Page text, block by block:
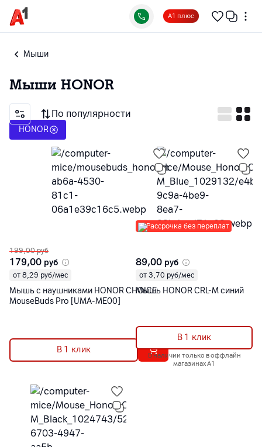
А1 плюс
Мыши
Мыши HONOR
По популярности
HONOR
199,00 руб
179,00 руб
от 8,29 руб/мес
Мышь с наушниками HONOR CHOICE
MouseBuds Pro [UMA-ME00]
В 1 клик
Рассрочка без переплат
89,00 руб
от 3,70 руб/мес
Мышь HONOR CRL-M синий
В 1 клик
В наличии только в оффлайн
магазинах А1